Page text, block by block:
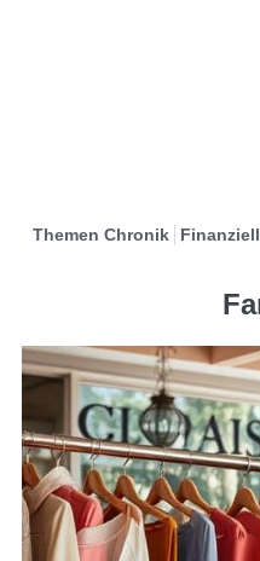
Themen Chronik Finanziell